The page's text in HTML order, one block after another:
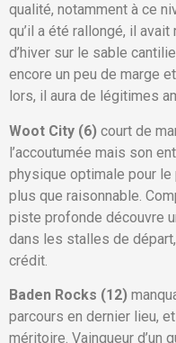
qualité, notamment à ce
qu’il a été rallongé, il
d’hiver sur le sable
encore un peu de marge
lors, il aura de légitimes
Woot City (6) court de
l’accoutumée mais son
physique optimale pour
plus que raisonnable.
piste profonde découvre
dans les stalles de
crédit.
Baden Rocks (12)
parcours en dernier lieu,
méritoire. Vainqueur d’un